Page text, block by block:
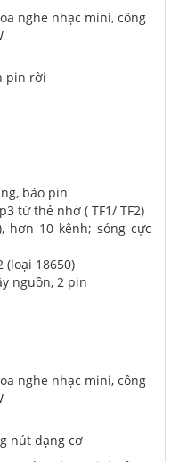
pin rời
báo pin
từ thẻ nhớ ( TF1/ TF2)
hơn 10 kênh; sóng cực
(loại 18650)
nguồn, 2 pin
nút dạng cơ